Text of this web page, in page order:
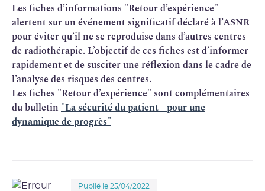
Les fiches d’informations "Retour d’expérience"
alertent sur un événement significatif déclaré à l’ASNR
pour éviter qu’il ne se reproduise dans d’autres centres
de radiothérapie. L’objectif de ces fiches est d’informer
rapidement et de susciter une réflexion dans le cadre de
l’analyse des risques des centres.
Les fiches "Retour d’expérience" sont complémentaires
du bulletin "La sécurité du patient - pour une
dynamique de progrès"
Publié le 25/04/2022